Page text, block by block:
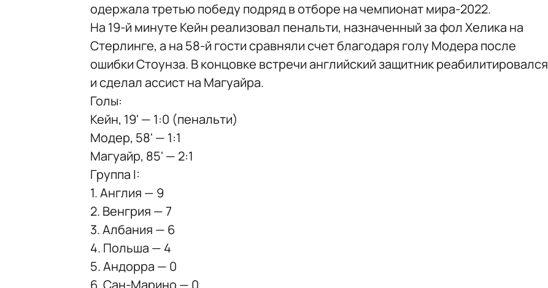
одержала третью победу подряд в отборе на чемпионат мира-2022.
На 19-й минуте Кейн реализовал пенальти, назначенный за фол Хелика на
Стерлинге, а на 58-й гости сравняли счет благодаря голу Модера после
ошибки Стоунза. В концовке встречи английский защитник реабилитировался
и сделал ассист на Магуайра.
Голы:
Кейн, 19' — 1:0 (пенальти)
Модер, 58' — 1:1
Магуайр, 85' — 2:1
Группа I:
1. Англия — 9
2. Венгрия — 7
3. Албания — 6
4. Польша — 4
5. Андорра — 0
6. Сан-Марино — 0